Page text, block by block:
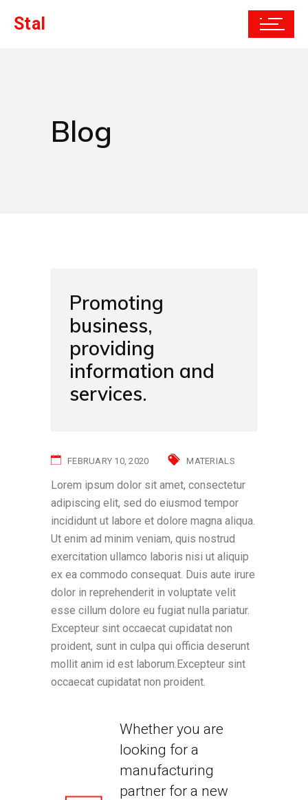
Stal
Blog
Promoting
business,
providing
information and
services.
FEBRUARY 10, 2020 MATERIALS
Lorem ipsum dolor sit amet, consectetur
adipiscing elit, sed do eiusmod tempor
incididunt ut labore et dolore magna aliqua.
Ut enim ad minim veniam, quis nostrud
exercitation ullamco laboris nisi ut aliquip
ex ea commodo consequat. Duis aute irure
dolor in reprehenderit in voluptate velit
esse cillum dolore eu fugiat nulla pariatur.
Excepteur sint occaecat cupidatat non
proident, sunt in culpa qui officia deserunt
mollit anim id est laborum.Excepteur sint
occaecat cupidatat non proident.
Whether you are
looking for a
manufacturing
partner for a new